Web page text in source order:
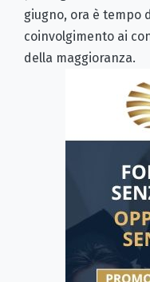
giugno, ora è tempo
coinvolgimento ai
della maggioranza.